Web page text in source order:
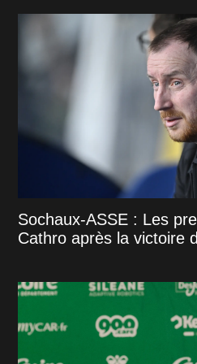
Sochaux-ASSE : Les
Cathro après la victoire